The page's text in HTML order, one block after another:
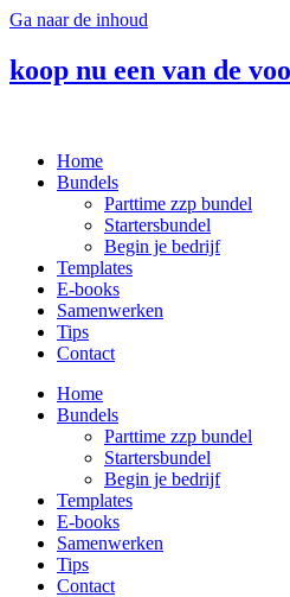
Ga naar de inhoud
koop nu een van de
Home
Bundels
Parttime zzp bundel
Startersbundel
Begin je bedrijf
Templates
E-books
Samenwerken
Tips
Contact
Home
Bundels
Parttime zzp bundel
Startersbundel
Begin je bedrijf
Templates
E-books
Samenwerken
Tips
Contact